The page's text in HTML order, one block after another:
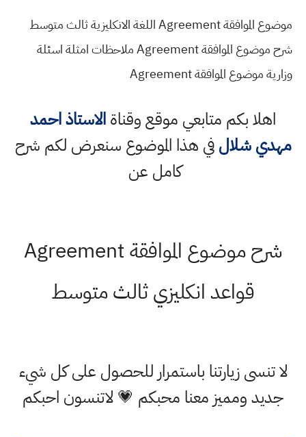
موضوع الموافقة Agreement اللغة الانكليزية ثالث متوسط
شرح موضوع الموافقة Agreement ملاحظات امثلة اسئلة
وزارية موضوع الموافقة Agreement
اهلا بكم متابعي موقع وقناةالاستاذ احمد
مهدي شلالفي هذا الموضوع سنعرض لكم شرح
كامل عن
شرح موضوع الموافقة Agreement
قواعد انكليزي ثالث متوسط
لا تنسى زيارتنا باستمرار للحصول على كل شيء
جديد ومميز معنا محبكم 💗 لاتنسون احبكم